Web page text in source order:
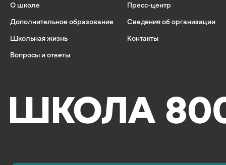
О школе
Дополнительное образование
Школьная жизнь
Вопросы и ответы
Пресс-центр
Сведения об организации
Контакты